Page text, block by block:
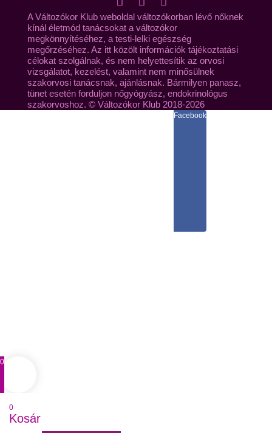
A Változókor Klub weboldal változókorban lévő nőknek
kínál életmód tanácsokat a változókor
megkönnyítéséhez, a testi-lelki egészség
megőrzéséhez. Az itt közölt információk tájékoztatási
célokat szolgálnak, és nem helyettesítik az orvosi
vizsgálatot, kezelést, valamint nem minősülnek
szakorvosi tanácsnak, ajánlásnak. Bármilyen panasz,
tünet esetén forduljon nőgyógyász, endokrinológus
szakorvoshoz. © Változókor Klub 2018-2026
Facebook
0
0
Kosár